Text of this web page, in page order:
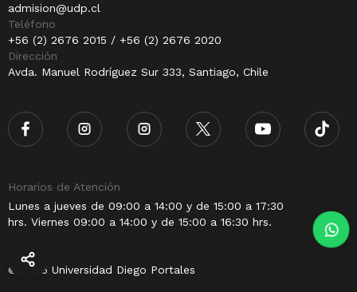
admision@udp.cl
Teléfono
+56 (2) 2676 2015 / +56 (2) 2676 2020
Dirección
Avda. Manuel Rodríguez Sur 333, Santiago, Chile
Horarios de Atención
Lunes a jueves de 09:00 a 14:00 y de 15:00 a 17:30
hrs. Viernes 09:00 a 14:00 y de 15:00 a 16:30 hrs.
© 2025 Universidad Diego Portales